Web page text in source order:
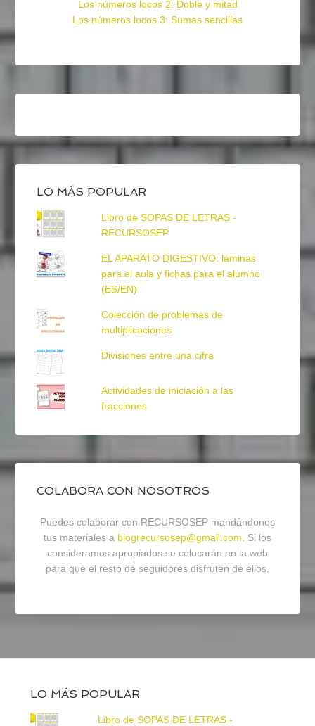
Los números locos 2: Doble y mitad
Los números locos 3: Sumas sencillas
LO MÁS POPULAR
Libro de SOPAS DE LETRAS -
RECURSOSEP
EL APARATO DIGESTIVO: láminas
para el aula y fichas para el alumno
(ES/EN)
Colección de problemas de
multiplicaciones
Divisiones entre una cifra
Actividades de iniciación a las
fracciones
COLABORA CON NOSOTROS
Puedes colaborar con RECURSOSEP mandándonos
tus materiales a blogrecursosep@gmail.com. Si los
consideramos apropiados se colocarán en la web
para que el resto de seguidores disfruten de ellos.
LO MÁS POPULAR
Libro de SOPAS DE LETRAS -